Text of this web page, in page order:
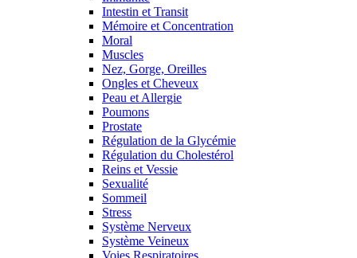
Intestin et Transit
Mémoire et Concentration
Moral
Muscles
Nez, Gorge, Oreilles
Ongles et Cheveux
Peau et Allergie
Poumons
Prostate
Régulation de la Glycémie
Régulation du Cholestérol
Reins et Vessie
Sexualité
Sommeil
Stress
Système Nerveux
Système Veineux
Voies Respiratoires